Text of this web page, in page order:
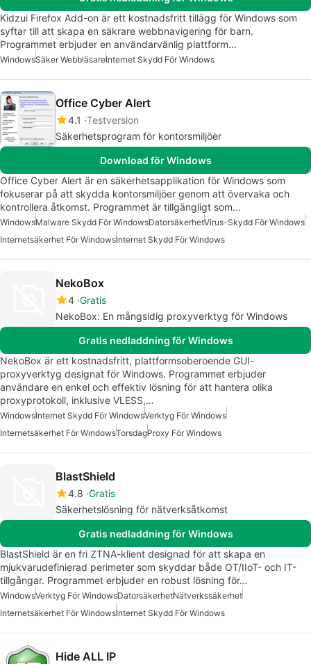
Kidzui Firefox Add-on är ett kostnadsfritt tillägg för Windows som
syftar till att skapa en säkrare webbnavigering för barn.
Programmet erbjuder en användarvänlig plattform…
WindowsSäker WebbläsareInternet Skydd För Windows
Office Cyber Alert
4.1 Testversion
Säkerhetsprogram för kontorsmiljöer
Download för Windows
Office Cyber Alert är en säkerhetsapplikation för Windows som
fokuserar på att skydda kontorsmiljöer genom att övervaka och
kontrollera åtkomst. Programmet är tillgängligt som…
WindowsMalware Skydd För WindowsDatorsäkerhetVirus-Skydd För Windows
Internetsäkerhet För WindowsInternet Skydd För Windows
NekoBox
4 Gratis
NekoBox: En mångsidig proxyverktyg för Windows
Gratis nedladdning för Windows
NekoBox är ett kostnadsfritt, plattformsoberoende GUI-
proxyverktyg designat för Windows. Programmet erbjuder
användare en enkel och effektiv lösning för att hantera olika
proxyprotokoll, inklusive VLESS,…
WindowsInternet Skydd För WindowsVerktyg För Windows
Internetsäkerhet För WindowsTorsdagProxy För Windows
BlastShield
4.8 Gratis
Säkerhetslösning för nätverksåtkomst
Gratis nedladdning för Windows
BlastShield är en fri ZTNA-klient designad för att skapa en
mjukvarudefinierad perimeter som skyddar både OT/IIoT- och IT-
tillgångar. Programmet erbjuder en robust lösning för…
WindowsVerktyg För WindowsDatorsäkerhetNätverkssäkerhet
Internetsäkerhet För WindowsInternet Skydd För Windows
Hide ALL IP